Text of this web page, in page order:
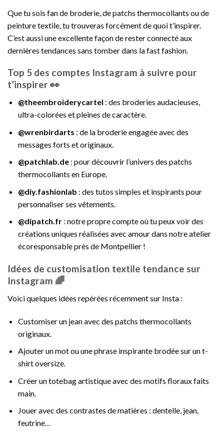
Que tu sois fan de broderie, de patchs thermocollants ou de
peinture textile, tu trouveras forcément de quoi t’inspirer.
C’est aussi une excellente façon de rester connecté aux
dernières tendances sans tomber dans la fast fashion.
Top 5 des comptes Instagram à suivre pour
t’inspirer 👀
@theembroiderycartel : des broderies audacieuses,
ultra-colorées et pleines de caractère.
@wrenbirdarts : de la broderie engagée avec des
messages forts et originaux.
@patchlab.de: pour découvrir l’univers des patchs
thermocollants en Europe.
@diy.fashionlab : des tutos simples et inspirants pour
personnaliser ses vêtements.
@dipatch.fr: notre propre compte où tu peux voir des
créations uniques réalisées avec amour dans notre atelier
écoresponsable près de Montpellier !
Idées de customisation textile tendance sur
Instagram 🌈
Voici quelques idées repérées récemment sur Insta :
Customiser un jean avec des patchs thermocollants
originaux.
Ajouter un mot ou une phrase inspirante brodée sur un t-
shirt oversize.
Créer un totebag artistique avec des motifs floraux faits
main.
Jouer avec des contrastes de matières : dentelle, jean,
feutrine…